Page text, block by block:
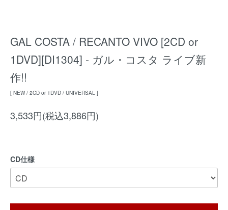
GAL COSTA / RECANTO VIVO [2CD or
1DVD][DI1304] - ガル・コスタ ライブ新
作!!
[ NEW / 2CD or 1DVD / UNIVERSAL ]
3,533円(税込3,886円)
CD仕様